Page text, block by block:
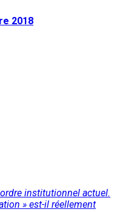
2018
institutionnel actuel.
» est-il réellement